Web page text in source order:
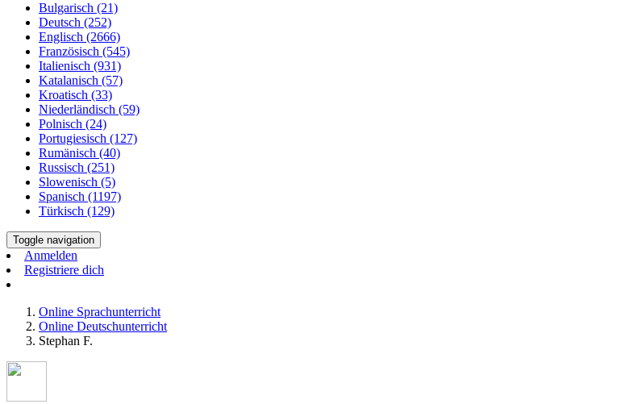
Bulgarisch (21)
Deutsch (252)
Englisch (2666)
Französisch (545)
Italienisch (931)
Katalanisch (57)
Kroatisch (33)
Niederländisch (59)
Polnisch (24)
Portugiesisch (127)
Rumänisch (40)
Russisch (251)
Slowenisch (5)
Spanisch (1197)
Türkisch (129)
Toggle navigation
Anmelden
Registriere dich
Online Sprachunterricht
Online Deutschunterricht
Stephan F.